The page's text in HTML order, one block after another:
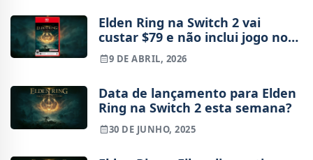
Elden Ring na Switch 2 vai
custar $79 e não inclui jogo no
cartucho
9 DE ABRIL, 2026
Data de lançamento para Elden
Ring na Switch 2 esta semana?
30 DE JUNHO, 2025